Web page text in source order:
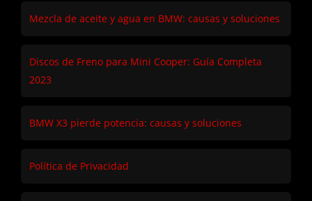
Mezcla de aceite y agua en BMW: causas y soluciones
Discos de Freno para Mini Cooper: Guía Completa
2023
BMW X3 pierde potencia: causas y soluciones
Política de Privacidad